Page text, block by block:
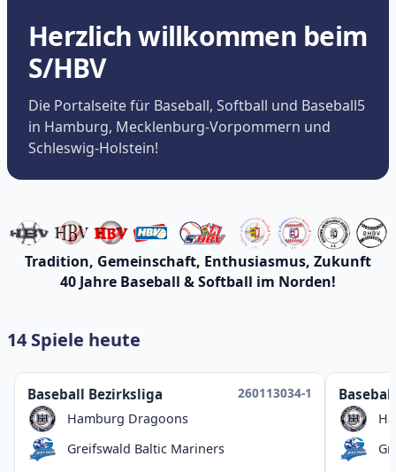
Herzlich willkommen beim
S/HBV
Die Portalseite für Baseball, Softball und Baseball5
in Hamburg, Mecklenburg-Vorpommern und
Schleswig-Holstein!
Tradition, Gemeinschaft, Enthusiasmus, Zukunft
40 Jahre Baseball & Softball im Norden!
14 Spiele heute
Baseball Bezirksliga
260113034-1
Hamburg Dragoons
Greifswald Baltic Mariners